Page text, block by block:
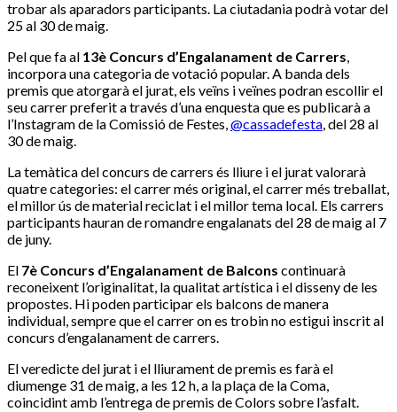
trobar als aparadors participants. La ciutadania podrà votar del
25 al 30 de maig.
Pel que fa al 13è Concurs d’Engalanament de Carrers,
incorpora una categoria de votació popular. A banda dels
premis que atorgarà el jurat, els veïns i veïnes podran escollir el
seu carrer preferit a través d’una enquesta que es publicarà a
l’Instagram de la Comissió de Festes,@cassadefesta, del 28 al
30 de maig.
La temàtica del concurs de carrers és lliure i el jurat valorarà
quatre categories: el carrer més original, el carrer més treballat,
el millor ús de material reciclat i el millor tema local. Els carrers
participants hauran de romandre engalanats del 28 de maig al 7
de juny.
El 7è Concurs d’Engalanament de Balcons continuarà
reconeixent l’originalitat, la qualitat artística i el disseny de les
propostes. Hi poden participar els balcons de manera
individual, sempre que el carrer on es trobin no estigui inscrit al
concurs d’engalanament de carrers.
El veredicte del jurat i el lliurament de premis es farà el
diumenge 31 de maig, a les 12 h, a la plaça de la Coma,
coincidint amb l’entrega de premis de Colors sobre l’asfalt.